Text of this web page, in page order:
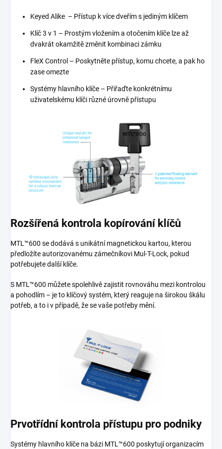
Keyed Alike – Přístup k více dveřím s jediným klíčem
Klíč 3 v 1 – Prostým vložením a otočením klíče lze až
dvakrát okamžitě změnit kombinaci zámku
FleX Control – Poskytněte přístup, komu chcete, a pak ho
zase omezte
Systémy hlavního klíče – Přiřaďte konkrétnímu
uživatelskému klíči různé úrovně přístupu
Rozšířená kontrola kopírování klíčů
MTL™600 se dodává s unikátní magnetickou kartou, kterou
předložíte autorizovanému zámečníkovi Mul-T-Lock, pokud
potřebujete další klíče.
S MTL™600 můžete spolehlivě zajistit rovnováhu mezi kontrolou
a pohodlím – je to klíčový systém, který reaguje na širokou škálu
potřeb, a to i v případě, že se vaše potřeby mění.
Prvotřídní kontrola přístupu pro podniky
Systémy hlavního klíče na bázi MTL™600 poskytují organizacím